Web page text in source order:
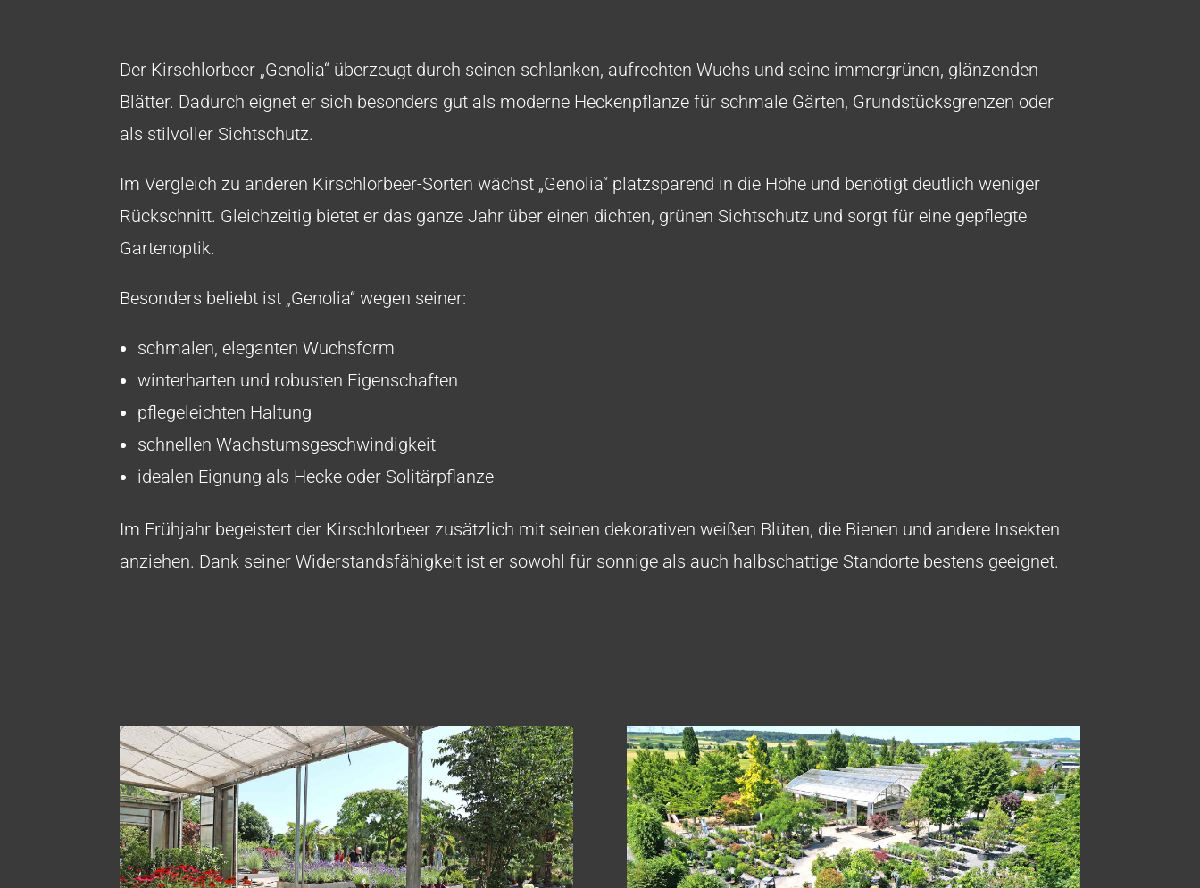
Der Kirschlorbeer „Genolia“ überzeugt durch seinen schlanken, aufrechten Wuchs und seine immergrünen, glänzenden
Blätter. Dadurch eignet er sich besonders gut als moderne Heckenpflanze für schmale Gärten, Grundstücksgrenzen oder
als stilvoller Sichtschutz.
Im Vergleich zu anderen Kirschlorbeer-Sorten wächst „Genolia“ platzsparend in die Höhe und benötigt deutlich weniger
Rückschnitt. Gleichzeitig bietet er das ganze Jahr über einen dichten, grünen Sichtschutz und sorgt für eine gepflegte
Gartenoptik.
Besonders beliebt ist „Genolia“ wegen seiner:
schmalen, eleganten Wuchsform
winterharten und robusten Eigenschaften
pflegeleichten Haltung
schnellen Wachstumsgeschwindigkeit
idealen Eignung als Hecke oder Solitärpflanze
Im Frühjahr begeistert der Kirschlorbeer zusätzlich mit seinen dekorativen weißen Blüten, die Bienen und andere Insekten
anziehen. Dank seiner Widerstandsfähigkeit ist er sowohl für sonnige als auch halbschattige Standorte bestens geeignet.